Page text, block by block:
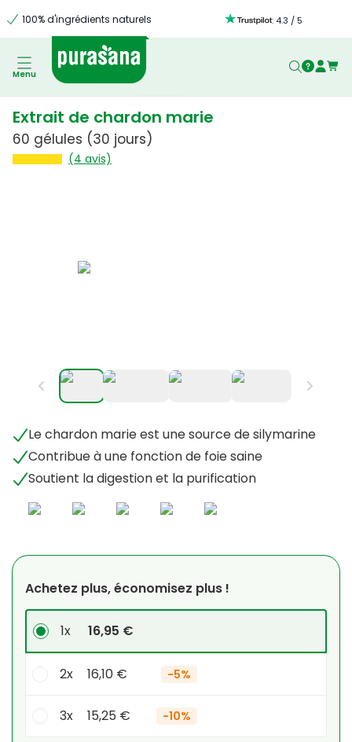
100% d'ingrédients naturels : 4.3 /5
Menu
Extrait de chardon marie
60 gélules (30 jours)
(4 avis)
Le chardon marie est une source de silymarine
Contribue à une fonction de foie saine
Soutient la digestion et la purification
Achetez plus, économisez plus !
1x 16,95 €
2x 16,10 € -5%
3x 15,25 € -10%